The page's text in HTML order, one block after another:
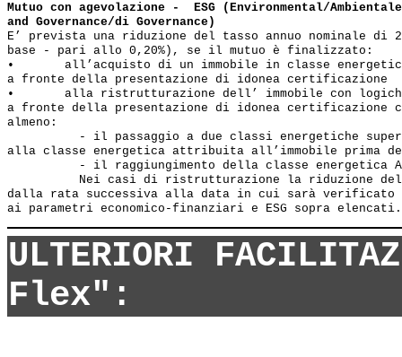
Mutuo con agevolazione -  ESG (Environmental/
and Governance/di Governance)
E’ prevista una riduzione del tasso annuo nominale di
base - pari allo 0,20%), se il mutuo è finalizzato:
•	all’acquisto di un immobile in classe energetica pari ad A o B,
a fronte della presentazione di idonea certificazione
•	alla ristrutturazione dell’ immobile con logiche di risparmio energetico
a fronte della presentazione di idonea certificazione
almeno:
- il passaggio a due classi energetiche
alla classe energetica attribuita all’immobile prima
- il raggiungimento della classe energetica
Nei casi di ristrutturazione la riduzione
dalla rata successiva alla data in cui sarà verificato
ULTERIORI
Flex":